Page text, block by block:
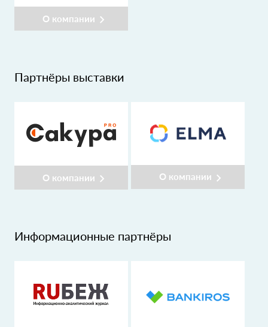
О компании
Партнёры выставки
О компании О компании
Информационные партнёры